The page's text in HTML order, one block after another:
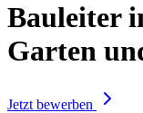
Bauleiter
Garten
Jetzt bewerben